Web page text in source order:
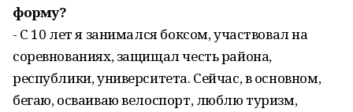
форму?
- С 10 лет я занимался боксом, участвовал на
соревнованиях, защищал честь района,
республики, университета. Сейчас, в основном,
бегаю, осваиваю велоспорт, люблю туризм,